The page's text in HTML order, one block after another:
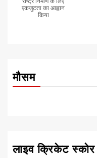
एकजुटता का आह्वान
किया
मौसम
लाइव क्रिकेट स्कोर